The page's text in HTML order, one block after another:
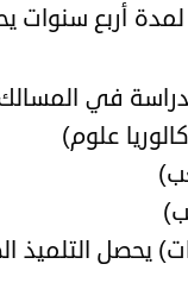
لمدة أربع
في المسالك
علوم)
يحصل التلميذ